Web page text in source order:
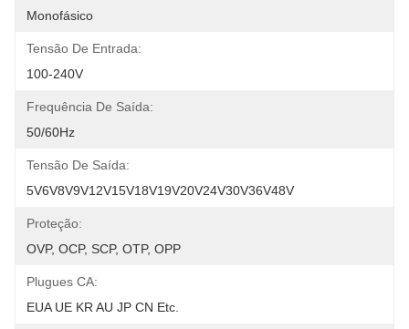
Monofásico
Tensão De Entrada:
100-240V
Frequência De Saída:
50/60Hz
Tensão De Saída:
5V6V8V9V12V15V18V19V20V24V30V36V48V
Proteção:
OVP, OCP, SCP, OTP, OPP
Plugues CA:
EUA UE KR AU JP CN Etc.